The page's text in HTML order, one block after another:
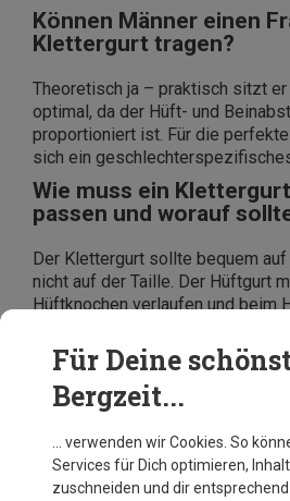
Können Männer einen
Klettergurt tragen?
Theoretisch ja – praktisch sitzt
optimal, da der Hüft- und
proportioniert ist. Für die
sich ein
Wie muss ein
passen und worauf
Der Klettergurt sollte bequem
nicht auf der Taille. Der Hüftgurt
Hüftknochen verlaufen und beim
dürfen eng, aber nicht
Modelle, etwa von Petzl oder
elastische oder verstellbare
Für Deine
Bergzeit...
… verwenden wir Cookies. So
Services für Dich optimieren,
zuschneiden und dir